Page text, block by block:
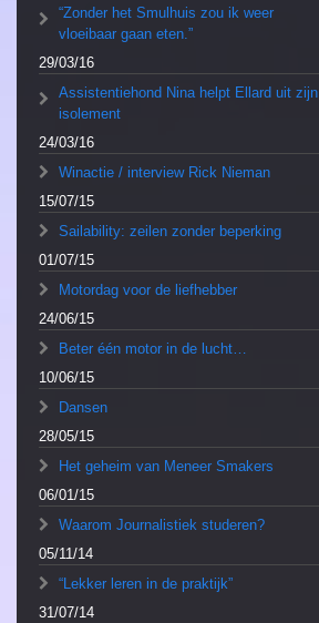
“Zonder het Smulhuis zou ik weer
vloeibaar gaan eten.”
29/03/16
Assistentiehond Nina helpt Ellard uit zijn
isolement
24/03/16
Winactie / interview Rick Nieman
15/07/15
Sailability: zeilen zonder beperking
01/07/15
Motordag voor de liefhebber
24/06/15
Beter één motor in de lucht…
10/06/15
Dansen
28/05/15
Het geheim van Meneer Smakers
06/01/15
Waarom Journalistiek studeren?
05/11/14
“Lekker leren in de praktijk”
31/07/14